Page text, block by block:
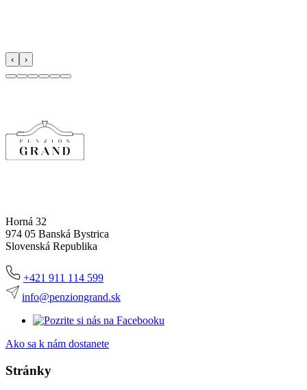
‹ ›
Horná 32
974 05 Banská Bystrica
Slovenská Republika
+421 911 114 599
info@penziongrand.sk
Ako sa k nám dostanete
Stránky